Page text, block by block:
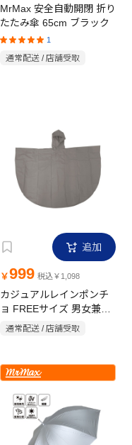
MrMax 安全自動開閉 折り
たたみ傘 65cm ブラック
1
通常配送 / 店舗受取
追加
￥999 税込￥1,098
カジュアルレインポンチ
ョ FREEサイズ 男女兼用
収納袋付き グレー
通常配送 / 店舗受取